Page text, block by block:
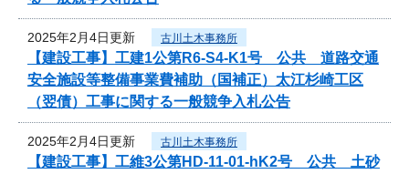
2025年2月4日更新 古川土木事務所
【建設工事】工建1公第R6-S4-K1号 公共 道路交通
安全施設等整備事業費補助（国補正）太江杉崎工区
（翌債）工事に関する一般競争入札公告
2025年2月4日更新 古川土木事務所
【建設工事】工維3公第HD-11-01-hK2号 公共 土砂